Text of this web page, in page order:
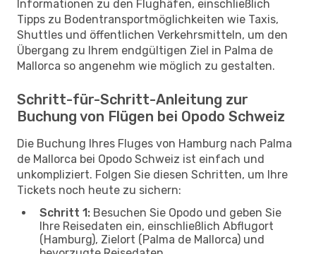
Informationen zu den Flughäfen, einschließlich
Tipps zu Bodentransportmöglichkeiten wie Taxis,
Shuttles und öffentlichen Verkehrsmitteln, um den
Übergang zu Ihrem endgültigen Ziel in Palma de
Mallorca so angenehm wie möglich zu gestalten.
Schritt-für-Schritt-Anleitung zur
Buchung von Flügen bei Opodo Schweiz
Die Buchung Ihres Fluges von Hamburg nach Palma
de Mallorca bei Opodo Schweiz ist einfach und
unkompliziert. Folgen Sie diesen Schritten, um Ihre
Tickets noch heute zu sichern:
Schritt 1: Besuchen Sie Opodo und geben Sie
Ihre Reisedaten ein, einschließlich Abflugort
(Hamburg), Zielort (Palma de Mallorca) und